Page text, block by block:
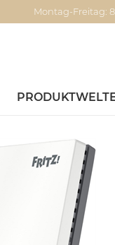
Montag-Freitag: